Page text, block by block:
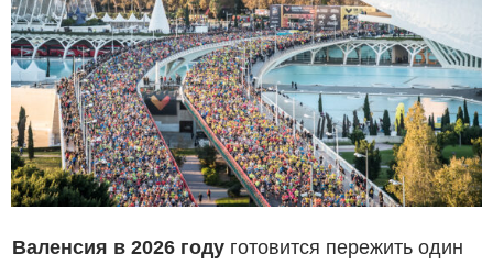
Валенсия в 2026 годуготовится пережить один